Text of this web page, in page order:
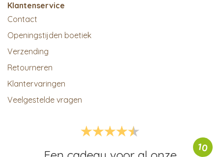
Klantenservice
Contact
Openingstijden boetiek
Verzending
Retourneren
Klantervaringen
Veelgestelde vragen
10